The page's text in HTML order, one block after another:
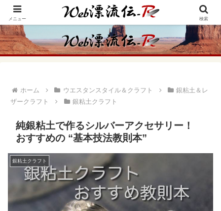
アメリカ・インディアンの思想・生き方からの学びをメインに、趣味や経験則
からの情報を発信
ホーム ウエスタンスタイル＆クラフト
銀粘土＆レ
ザークラフト
銀粘土クラフト
純銀粘土で作るシルバーアクセサリー！
おすすめの “基本技法教則本”
銀粘土クラフト
メニュー 検索